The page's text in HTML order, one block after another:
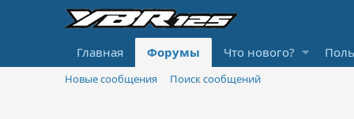
Главная Форумы Что нового?
Новые сообщения Поиск сообщений